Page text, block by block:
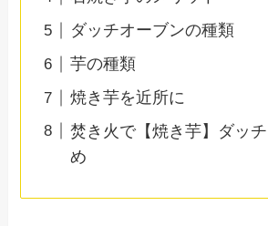
ダッチオーブンの種類
芋の種類
焼き芋を近所に
焚き火で【焼き芋】ダッ
め